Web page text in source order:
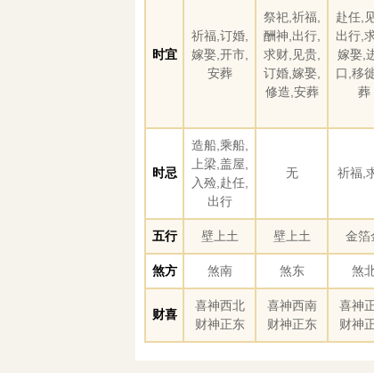
时宜
祈福,订婚,
嫁娶,开市,
安葬
祭祀,祈福,
酬神,出行,
求财,见贵,
订婚,嫁娶,
修造,安葬
赴任,
出行,
嫁娶,
口,移
葬
时忌
造船,乘船,
上梁,盖屋,
入殓,赴任,
出行
无 祈福,
五行 壁上土 壁上土 金箔
煞方 煞南 煞东 煞
财喜
喜神西北
财神正东
喜神西南
财神正东
喜神
财神